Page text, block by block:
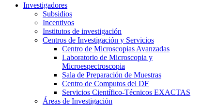
Investigadores
Subsidios
Incentivos
Institutos de investigación
Centros de Investigación y Servicios
Centro de Microscopias Avanzadas
Laboratorio de Microscopia y
Microespectroscopia
Sala de Preparación de Muestras
Centro de Computos del DF
Servicios Científico-Técnicos EXACTAS
Áreas de Investigación